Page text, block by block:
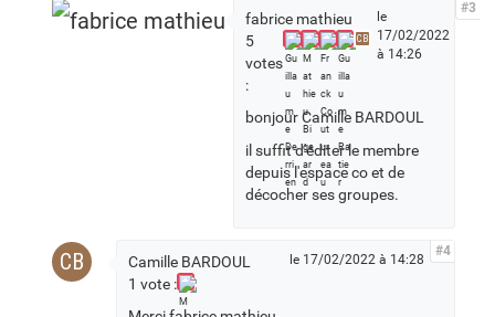
fabrice mathieu
5
votes
:
CB
le
17/02/2022
à 14:26
#3
bonjour Camille BARDOUL
il suffit d'éditer le membre
depuis l'espace co et de
décocher ses groupes.
CB
Camille BARDOUL
1 vote :
le 17/02/2022 à 14:28
#4